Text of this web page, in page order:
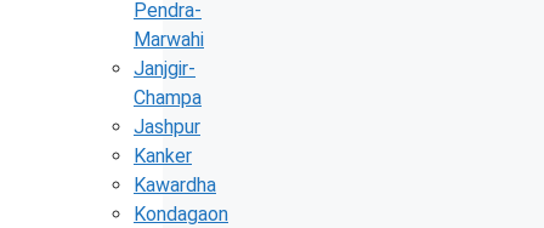
Pendra-
Marwahi
Janjgir-
Champa
Jashpur
Kanker
Kawardha
Kondagaon